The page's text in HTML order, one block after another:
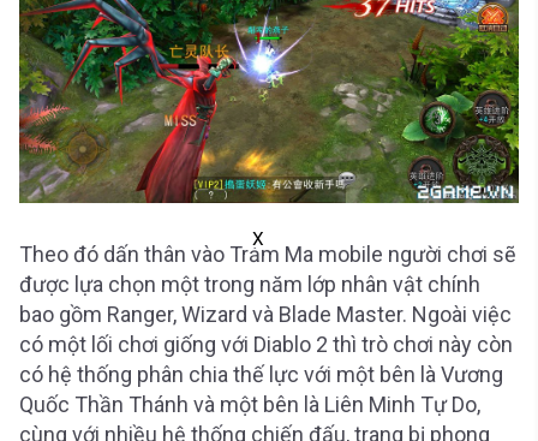
X
Theo đó dấn thân vào Trảm Ma mobile người chơi sẽ
được lựa chọn một trong năm lớp nhân vật chính
bao gồm Ranger, Wizard và Blade Master. Ngoài việc
có một lối chơi giống với Diablo 2 thì trò chơi này còn
có hệ thống phân chia thế lực với một bên là Vương
Quốc Thần Thánh và một bên là Liên Minh Tự Do,
cùng với nhiều hệ thống chiến đấu, trang bị phong